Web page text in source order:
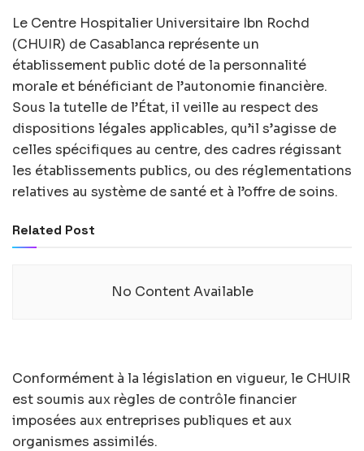
Le Centre Hospitalier Universitaire Ibn Rochd
(CHUIR) de Casablanca représente un
établissement public doté de la personnalité
morale et bénéficiant de l’autonomie financière.
Sous la tutelle de l’État, il veille au respect des
dispositions légales applicables, qu’il s’agisse de
celles spécifiques au centre, des cadres régissant
les établissements publics, ou des réglementations
relatives au système de santé et à l’offre de soins.
Related Post
No Content Available
Conformément à la législation en vigueur, le CHUIR
est soumis aux règles de contrôle financier
imposées aux entreprises publiques et aux
organismes assimilés.